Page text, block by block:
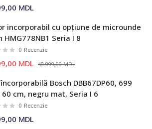
MDL
incorporabil cu opțiune de microunde
HMG778NB1 Seria I 8
0 Recenzie
MDL 48.999,00 MDL
Bosch DBB67DP60, 699
60 cm, negru mat, Seria I 6
0 Recenzie
MDL